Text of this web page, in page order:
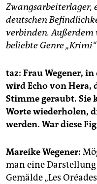
Zwangsarbeiterlager,
deutschen
verbinden. Außerdem
beliebte Genre
taz: Frau Wegener,
wird Echo von Hera,
Stimme geraubt. Sie
Worte wiederholen,
werden. War diese
Mareike Wegener:
man eine Darstellung
Gemälde „Les